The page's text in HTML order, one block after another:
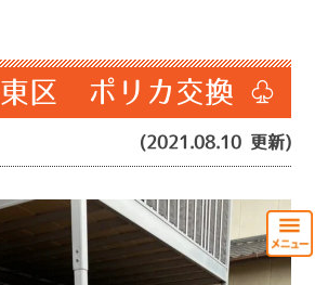
東区 ポリカ交換 ♧
(2021.08.10 更新)